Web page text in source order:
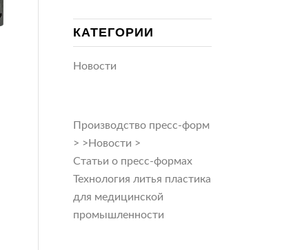
КАТЕГОРИИ
Новости
Производство пресс-форм
>
Статьи о пресс-формах
> Новости >
Технология литья пластика
для медицинской
промышленности